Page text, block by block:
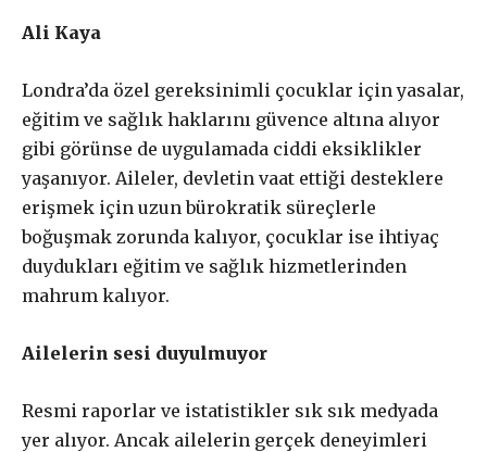
Ali Kaya
Londra’da özel gereksinimli çocuklar için yasalar,
eğitim ve sağlık haklarını güvence altına alıyor
gibi görünse de uygulamada ciddi eksiklikler
yaşanıyor. Aileler, devletin vaat ettiği desteklere
erişmek için uzun bürokratik süreçlerle
boğuşmak zorunda kalıyor, çocuklar ise ihtiyaç
duydukları eğitim ve sağlık hizmetlerinden
mahrum kalıyor.
Ailelerin sesi duyulmuyor
Resmi raporlar ve istatistikler sık sık medyada
yer alıyor. Ancak ailelerin gerçek deneyimleri